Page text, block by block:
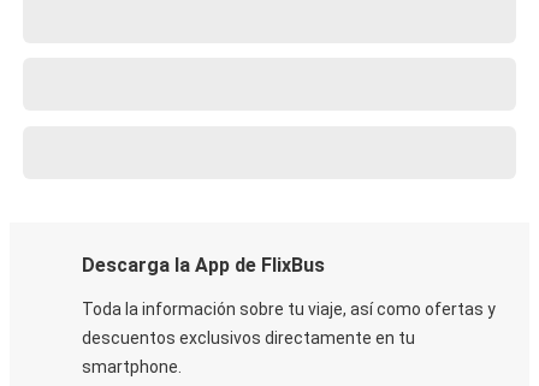
Descarga la App de FlixBus
Toda la información sobre tu viaje, así como ofertas y
descuentos exclusivos directamente en tu
smartphone.